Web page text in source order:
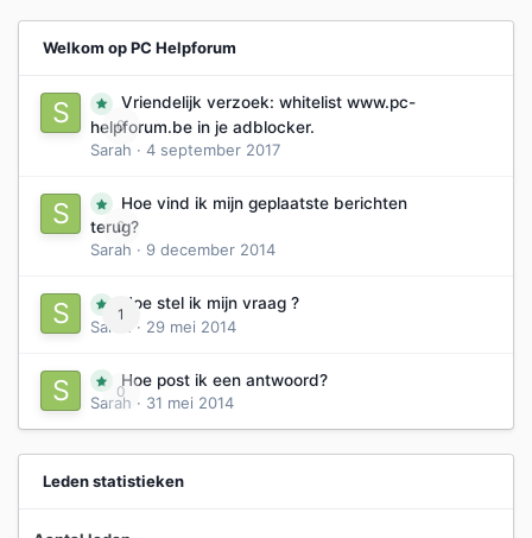
Welkom op PC Helpforum
0
Vriendelijk verzoek: whitelist www.pc-
helpforum.be in je adblocker.
Sarah · 4 september 2017
0
Hoe vind ik mijn geplaatste berichten
terug?
Sarah · 9 december 2014
1
Hoe stel ik mijn vraag ?
Sarah
· 29 mei 2014
0
Hoe post ik een antwoord?
Sarah · 31 mei 2014
Leden statistieken